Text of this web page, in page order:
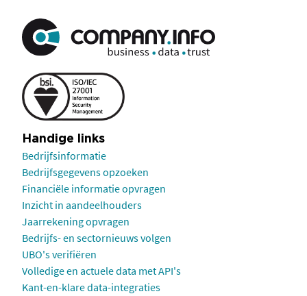
Handige links
Bedrijfsinformatie
Bedrijfsgegevens opzoeken
Financiële informatie opvragen
Inzicht in aandeelhouders
Jaarrekening opvragen
Bedrijfs- en sectornieuws volgen
UBO's verifiëren
Volledige en actuele data met API's
Kant-en-klare data-integraties